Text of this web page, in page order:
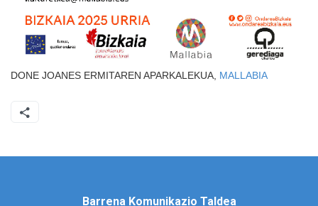
DONE JOANES ERMITAREN APARKALEKUA, MALLABIA
Barrena Komunikazio Taldea